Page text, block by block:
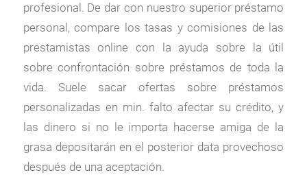
profesional. De dar con nuestro superior préstamo
personal, compare los tasas y comisiones de las
prestamistas online con la ayuda sobre la útil
sobre confrontación sobre préstamos de toda la
vida. Suele sacar ofertas sobre préstamos
personalizadas en min. falto afectar su crédito, y
las dinero si no le importa hacerse amiga de la
grasa depositarán en el posterior data provechoso
después de una aceptación.